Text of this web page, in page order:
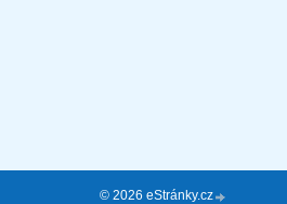
© 2026 eStránky.cz